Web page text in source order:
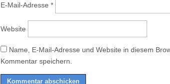
E-Mail-Adresse *
Website
Name, E-Mail-Adresse und Website in diesem
Kommentar speichern.